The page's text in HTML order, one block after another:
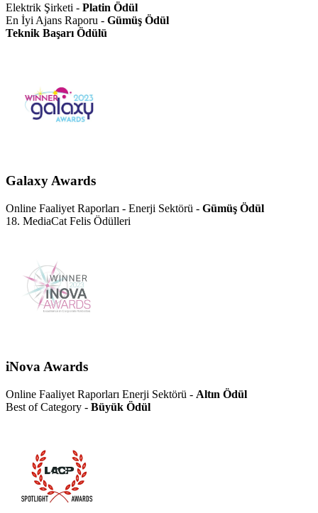
Elektrik Şirketi - Platin Ödül
En İyi Ajans Raporu - Gümüş Ödül
Teknik Başarı Ödülü
Galaxy Awards
Online Faaliyet Raporları - Enerji Sektörü - Gümüş Ödül
18. MediaCat Felis Ödülleri
iNova Awards
Online Faaliyet Raporları Enerji Sektörü - Altın Ödül
Best of Category - Büyük Ödül